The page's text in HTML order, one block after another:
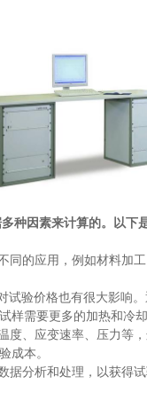
种因素来计算的。以下
同的应用，例如材料加
试验价格也有很大影响
样需要更多的加热和冷
度、应变速率、压力等
成本。
据分析和处理，以获得